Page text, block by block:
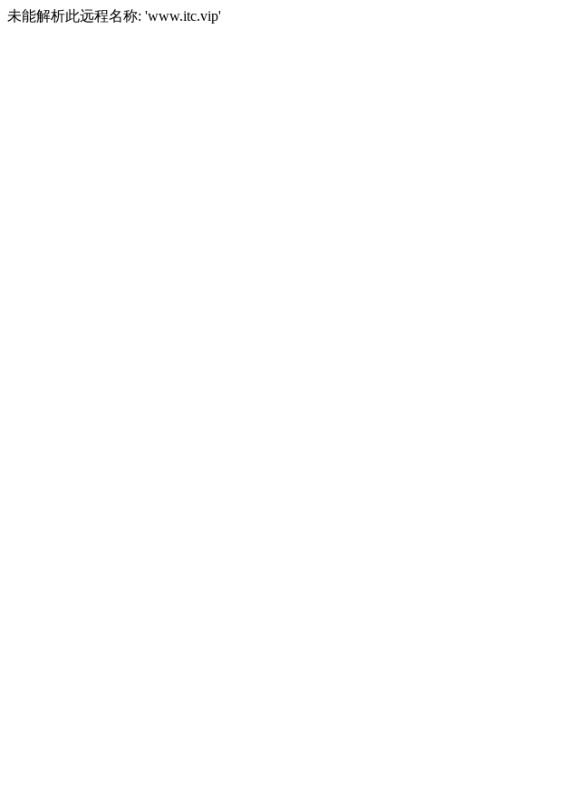
未能解析此远程名称: 'www.itc.vip'